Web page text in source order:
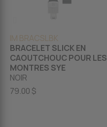
IM BRACSLBK
BRACELET SLICK EN
CAOUTCHOUC POUR LES
MONTRES SYE
NOIR
79.00 $